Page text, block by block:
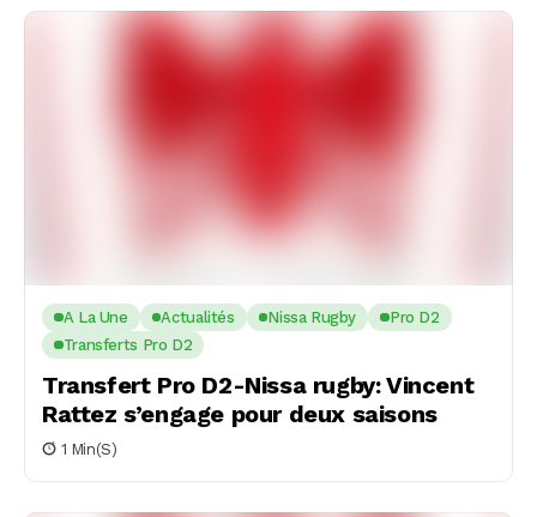
A La Une Actualités Nissa Rugby
Pro D2
Transferts Pro D2
Transfert Pro D2-Nissa rugby: Vincent
Rattez s’engage pour deux saisons
1 Min(s)